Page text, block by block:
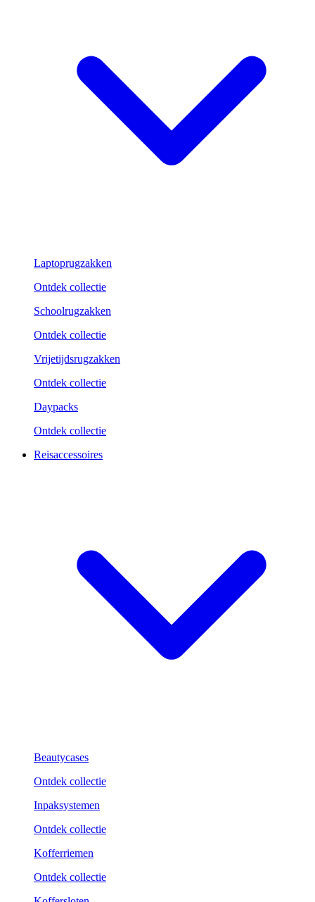
Laptoprugzakken
Ontdek collectie
Schoolrugzakken
Ontdek collectie
Vrijetijdsrugzakken
Ontdek collectie
Daypacks
Ontdek collectie
Reisaccessoires
Beautycases
Ontdek collectie
Inpaksystemen
Ontdek collectie
Kofferriemen
Ontdek collectie